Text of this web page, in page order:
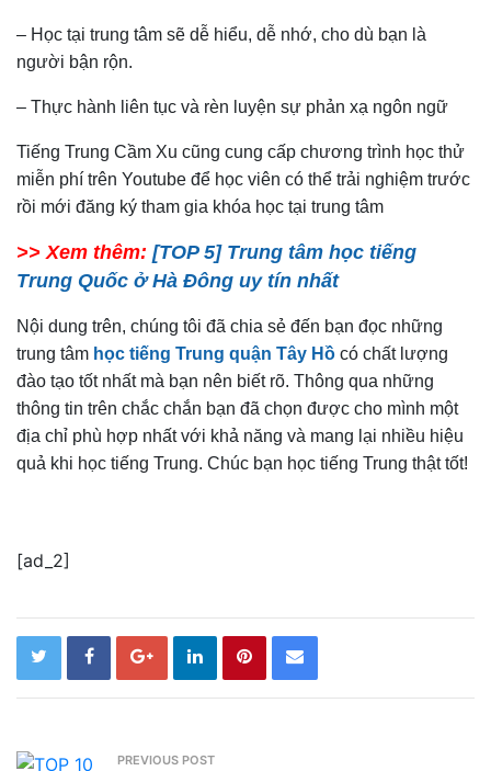
– Học tại trung tâm sẽ dễ hiểu, dễ nhớ, cho dù bạn là
người bận rộn.
– Thực hành liên tục và rèn luyện sự phản xạ ngôn ngữ
Tiếng Trung Cầm Xu cũng cung cấp chương trình học thử
miễn phí trên Youtube để học viên có thể trải nghiệm trước
rồi mới đăng ký tham gia khóa học tại trung tâm
>> Xem thêm: [TOP 5] Trung tâm học tiếng
Trung Quốc ở Hà Đông uy tín nhất
Nội dung trên, chúng tôi đã chia sẻ đến bạn đọc những
trung tâm học tiếng Trung quận Tây Hồ có chất lượng
đào tạo tốt nhất mà bạn nên biết rõ. Thông qua những
thông tin trên chắc chắn bạn đã chọn được cho mình một
địa chỉ phù hợp nhất với khả năng và mang lại nhiều hiệu
quả khi học tiếng Trung. Chúc bạn học tiếng Trung thật tốt!
[ad_2]
PREVIOUS POST